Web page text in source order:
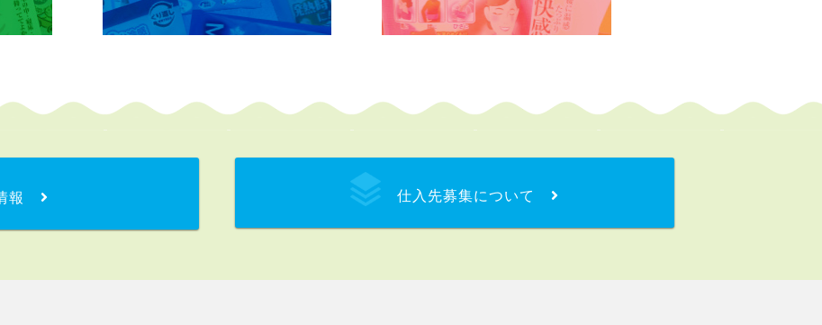
報 仕入先募集について